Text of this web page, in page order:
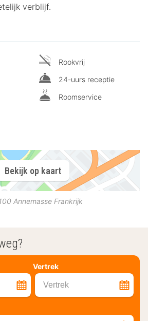
verblijf.
Rookvrij
24-uurs receptie
Roomservice
Bekijk op kaart
Annemasse Frankrijk
Vertrek
Vertrek